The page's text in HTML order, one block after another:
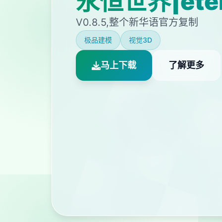
V0.8.5,整个新华语官方复制
极品建模 视觉3D
马上下载 了解更多